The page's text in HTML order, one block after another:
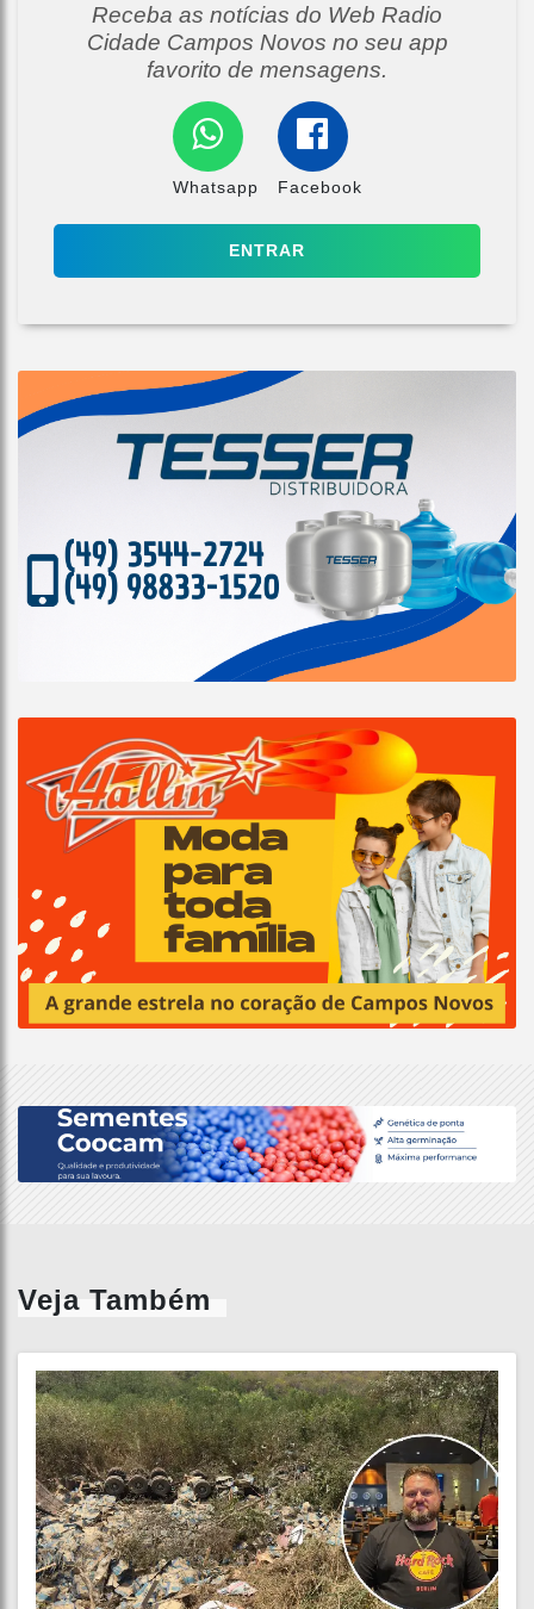
Receba as notícias do Web Radio
Cidade Campos Novos no seu app
favorito de mensagens.
Whatsapp Facebook
ENTRAR
Veja Também